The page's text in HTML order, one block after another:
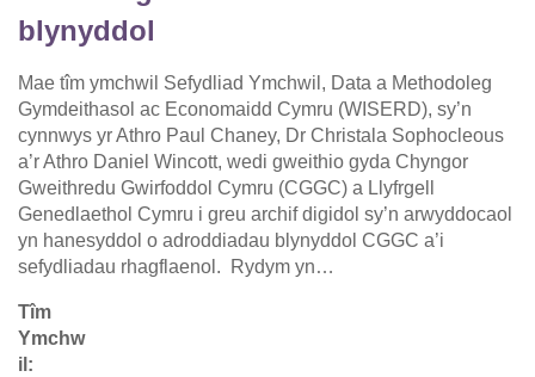
blynyddol
Mae tîm ymchwil Sefydliad Ymchwil, Data a Methodoleg
Gymdeithasol ac Economaidd Cymru (WISERD), sy’n
cynnwys yr Athro Paul Chaney, Dr Christala Sophocleous
a’r Athro Daniel Wincott, wedi gweithio gyda Chyngor
Gweithredu Gwirfoddol Cymru (CGGC) a Llyfrgell
Genedlaethol Cymru i greu archif digidol sy’n arwyddocaol
yn hanesyddol o adroddiadau blynyddol CGGC a’i
sefydliadau rhagflaenol. Rydym yn…
Tîm
Ymchw
il: